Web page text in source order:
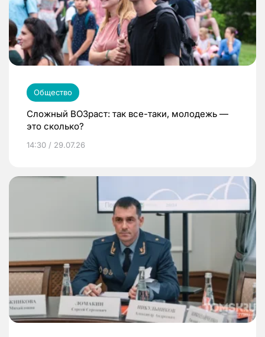
Общество
Сложный ВОЗраст: так все-таки, молодежь —
это сколько?
14:30 / 29.07.26